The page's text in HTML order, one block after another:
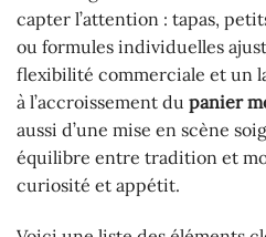
capter l’attention : tapas,
ou formules individuelles
flexibilité commerciale et un
à l’accroissement du panier
aussi d’une mise en scène
équilibre entre tradition et
curiosité et appétit.